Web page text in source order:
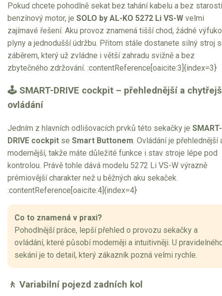
Pokud chcete pohodlně sekat bez tahání kabelu a bez
benzínový motor, je SOLO by AL-KO 5272 Li VS-W velmi
zajímavé řešení. Aku provoz znamená tišší chod, žádné
plyny a jednodušší údržbu. Přitom stále dostanete silný stroj
záběrem, který už zvládne i větší zahradu svižně a bez
zbytečného zdržování. :contentReference[oaicite:3]{index=3}
🕹 SMART-DRIVE cockpit – přehlednější a
ovládání
Jedním z hlavních odlišovacích prvků této sekačky je SMART-
DRIVE cockpit se Smart Buttonem. Ovládání je přehlednější
modernější, takže máte důležité funkce i stav stroje lépe pod
kontrolou. Právě tohle dává modelu 5272 Li VS-W výrazně
prémiovější charakter než u běžných aku sekaček.
:contentReference[oaicite:4]{index=4}
Co to znamená v praxi?
Pohodlnější práce, lepší přehled o provozu sekačky a
ovládání, které působí moderněji a intuitivněji. U
sekání je to detail, který zákazník pozná velmi rychle.
🚶 Variabilní pojezd zadních kol